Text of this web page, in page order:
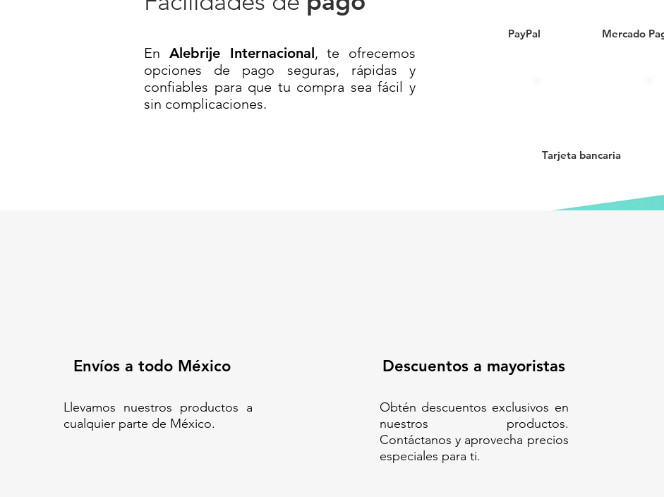
Codigo SAT: 41111507
BARAG-5// BÁSCULA DE COCINA CONTRA AGUA 5 KG// BASCULAS
ELECTRÓNICAS// BÁSCULA 5 KG// BASCULA CONTRA AGUA//
BÁSCULA DIGITAL// BASCULA DIGITAL PORCIONADORA PARA
JOYAS U OBJETOS PEQUEÑOS// COCINA// BÁSCULA DE COCINA
En Alebrije Internacional, te ofrecemos
opciones de pago seguras, rápidas y
confiables para que tu compra sea fácil y
sin complicaciones.
PayPal Mercado
Tarjeta bancaria
Envíos a todo México
Llevamos nuestros productos a
cualquier parte de México.
Descuentos a mayoristas
Obtén descuentos exclusivos en
nuestros productos.
Contáctanos y aprovecha precios
especiales para ti.